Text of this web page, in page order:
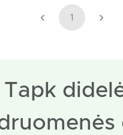
‹ 1 ›
Tapk